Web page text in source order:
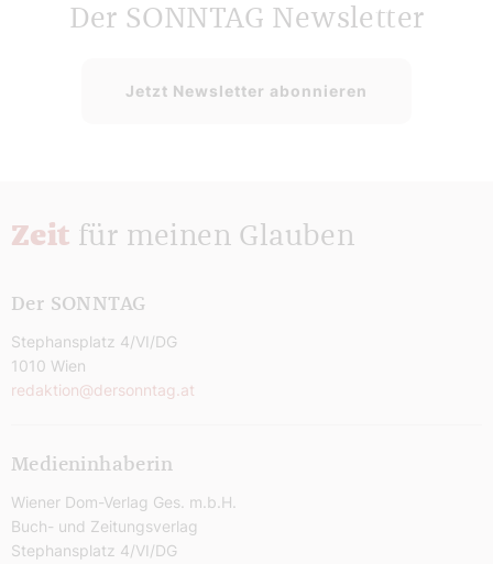
Der SONNTAG Newsletter
Jetzt Newsletter abonnieren
Zeit für meinen Glauben
Der SONNTAG
Stephansplatz 4/VI/DG
1010 Wien
redaktion@dersonntag.at
Medieninhaberin
Wiener Dom-Verlag Ges. m.b.H.
Buch- und Zeitungsverlag
Stephansplatz 4/VI/DG